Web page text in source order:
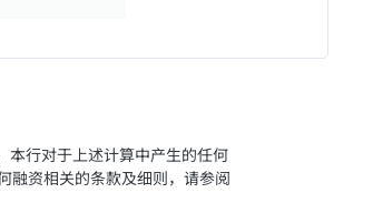
本行对于上述计算中产生的任何
融资相关的条款及细则，请参阅